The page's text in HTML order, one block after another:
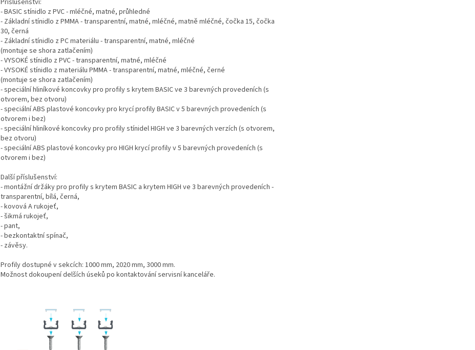
Příslušenství:
- BASIC stínidlo z PVC - mléčné, matné, průhledné
- Základní stínidlo z PMMA - transparentní, matné, mléčné, matně mléčné, čočka 15, čočka
30, černá
- Základní stínidlo z PC materiálu - transparentní, matné, mléčné
(montuje se shora zatlačením)
- VYSOKÉ stínidlo z PVC - transparentní, matné, mléčné
- VYSOKÉ stínidlo z materiálu PMMA - transparentní, matné, mléčné, černé
(montuje se shora zatlačením)
- speciální hliníkové koncovky pro profily s krytem BASIC ve 3 barevných provedeních (s
otvorem, bez otvoru)
- speciální ABS plastové koncovky pro krycí profily BASIC v 5 barevných provedeních (s
otvorem i bez)
- speciální hliníkové koncovky pro profily stínidel HIGH ve 3 barevných verzích (s otvorem,
bez otvoru)
- speciální ABS plastové koncovky pro HIGH krycí profily v 5 barevných provedeních (s
otvorem i bez)
Další příslušenství:
- montážní držáky pro profily s krytem BASIC a krytem HIGH ve 3 barevných provedeních -
transparentní, bílá, černá,
- kovová A rukojeť,
- šikmá rukojeť,
- pant,
- bezkontaktní spínač,
- závěsy.
Profily dostupné v sekcích: 1000 mm, 2020 mm, 3000 mm.
Možnost dokoupení delších úseků po kontaktování servisní kanceláře.